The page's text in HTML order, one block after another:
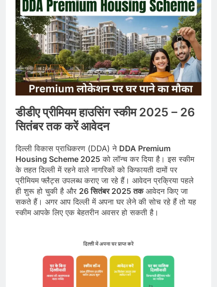
डीडीए प्रीमियम हाउसिंग स्कीम 2025 – 26
सितंबर तक करें आवेदन
दिल्ली विकास प्राधिकरण (DDA) ने DDA Premium
Housing Scheme 2025 को लॉन्च कर दिया है। इस स्कीम
के तहत दिल्ली में रहने वाले नागरिकों को किफायती दामों पर
प्रीमियम फ्लैट्स उपलब्ध कराए जा रहे हैं। आवेदन प्रक्रिया पहले
ही शुरू हो चुकी है और 26 सितंबर 2025 तकआवेदन किए जा
सकते हैं। अगर आप दिल्ली में अपना घर लेने की सोच रहे हैं तो यह
स्कीम आपके लिए एक बेहतरीन अवसर हो सकती है।